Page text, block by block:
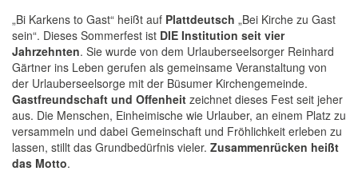
„Bi Karkens to Gast“ heißt auf Plattdeutsch „Bei Kirche zu Gast
sein“. Dieses Sommerfest ist DIE Institution seit vier
Jahrzehnten. Sie wurde von dem Urlauberseelsorger Reinhard
Gärtner ins Leben gerufen als gemeinsame Veranstaltung von
der Urlauberseelsorge mit der Büsumer Kirchengemeinde.
Gastfreundschaft und Offenheit zeichnet dieses Fest seit jeher
aus. Die Menschen, Einheimische wie Urlauber, an einem Platz zu
versammeln und dabei Gemeinschaft und Fröhlichkeit erleben zu
lassen, stillt das Grundbedürfnis vieler. Zusammenrücken heißt
das Motto.